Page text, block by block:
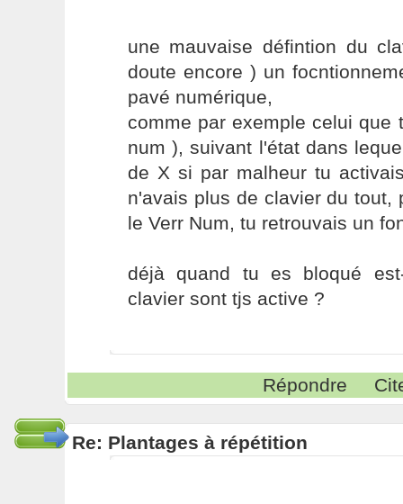
une mauvaise défintion du
doute encore ) un
pavé numérique,
comme par exemple celui que
num ), suivant l'état dans
de X si par malheur tu
n'avais plus de clavier du tout,
le Verr Num, tu retrouvais un
déjà quand tu es bloqué
clavier sont tjs active ?
Répondre
Re: Plantages à répétition